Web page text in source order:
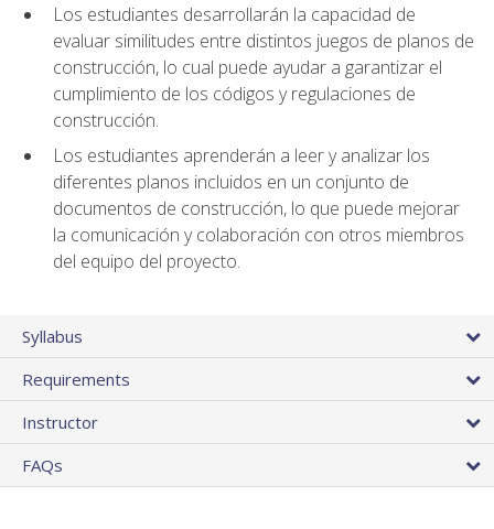
Los estudiantes desarrollarán la capacidad de
evaluar similitudes entre distintos juegos de planos de
construcción, lo cual puede ayudar a garantizar el
cumplimiento de los códigos y regulaciones de
construcción.
Los estudiantes aprenderán a leer y analizar los
diferentes planos incluidos en un conjunto de
documentos de construcción, lo que puede mejorar
la comunicación y colaboración con otros miembros
del equipo del proyecto.
Syllabus
Requirements
Instructor
FAQs